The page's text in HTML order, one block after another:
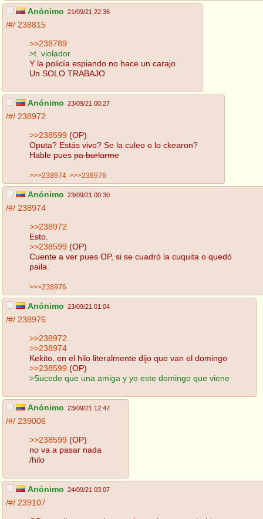
Anónimo 21/09/21 22:36
/#/ 238815
>>238789
>t. violador
Y la policía espiando no hace un carajo
Un SOLO TRABAJO
Anónimo 23/09/21 00:27
/#/ 238972
>>238599 (OP)
Oputa? Estás vivo? Se la culeo o lo ckearon?
Hable pues pa burlarme
>>>238974 >>>238976
Anónimo 23/09/21 00:30
/#/ 238974
>>238972
Esto.
>>238599 (OP)
Cuente a ver pues OP, si se cuadró la cuquita o quedó
paila.
>>>238976
Anónimo 23/09/21 01:04
/#/ 238976
>>238972
>>238974
Kekito, en el hilo literalmente dijo que van el domingo
>>238599 (OP)
>Sucede que una amiga y yo este domingo que viene
Anónimo 23/09/21 12:47
/#/ 239006
>>238599 (OP)
no va a pasar nada
/hilo
Anónimo 24/09/21 03:07
/#/ 239107